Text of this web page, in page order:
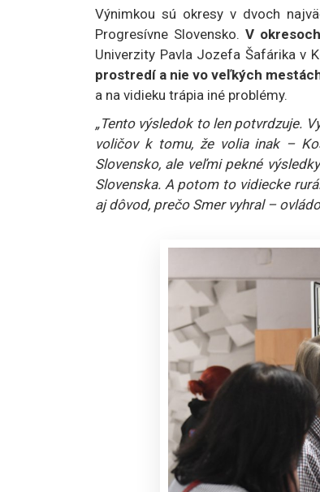
Výnimkou sú okresy v dvoch
Progresívne Slovensko. V
Univerzity Pavla Jozefa Šafárika v
prostredí a nie vo veľkých
a na vidieku trápia iné problémy.
„Tento výsledok to len potvrdzuje.
voličov k tomu, že volia inak –
Slovensko, ale veľmi pekné
Slovenska. A potom to vidiecke
aj dôvod, prečo Smer vyhral –